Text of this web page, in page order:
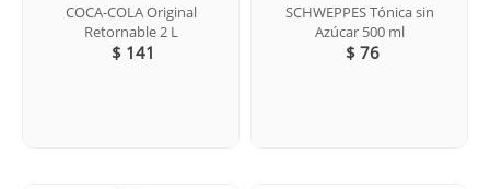
COCA-COLA Original
Retornable 2 L
$ 141
SCHWEPPES Tónica sin
Azúcar 500 ml
$ 76